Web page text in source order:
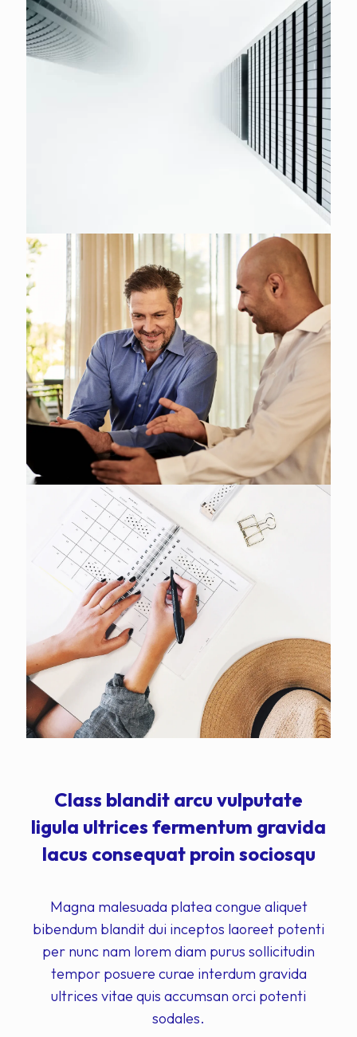
Class blandit arcu vulputate
ligula ultrices fermentum gravida
lacus consequat proin sociosqu
Magna malesuada platea congue aliquet
bibendum blandit dui inceptos laoreet potenti
per nunc nam lorem diam purus sollicitudin
tempor posuere curae interdum gravida
ultrices vitae quis accumsan orci potenti
sodales.